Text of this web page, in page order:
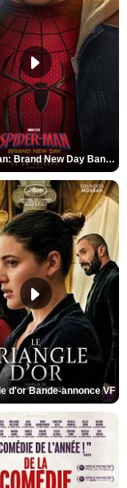
Spider-Man: Brand New Day Bande-annonce VO STFR
d'or Bande-annonce VF